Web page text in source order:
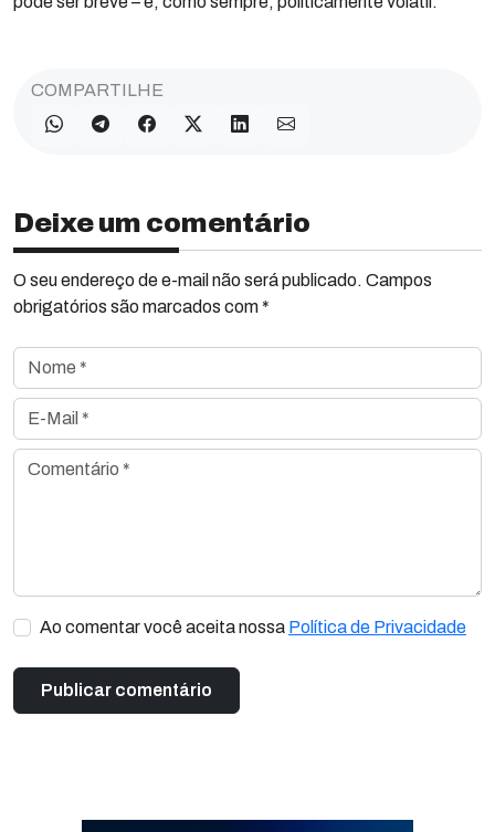
COMPARTILHE
Deixe um comentário
O seu endereço de e-mail não será publicado. Campos
obrigatórios são marcados com *
Nome *
E-Mail *
Comentário *
Ao comentar você aceita nossa Política de Privacidade